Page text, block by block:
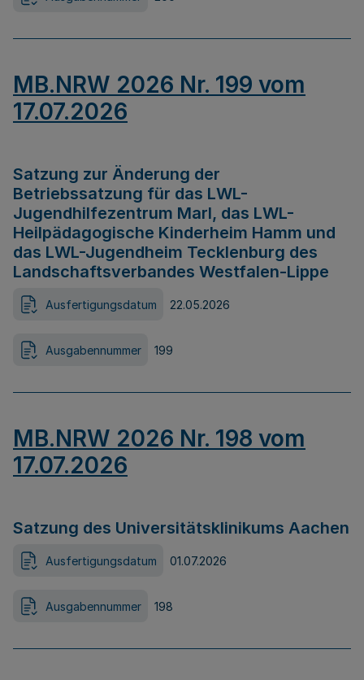
MB.NRW 2026 Nr. 199 vom
17.07.2026
Satzung zur Änderung der
Betriebssatzung für das LWL-
Jugendhilfezentrum Marl, das LWL-
Heilpädagogische Kinderheim Hamm und
das LWL-Jugendheim Tecklenburg des
Landschaftsverbandes Westfalen-Lippe
Ausfertigungsdatum 22.05.2026
Ausgabennummer 199
MB.NRW 2026 Nr. 198 vom
17.07.2026
Satzung des Universitätsklinikums Aachen
Ausfertigungsdatum 01.07.2026
Ausgabennummer 198